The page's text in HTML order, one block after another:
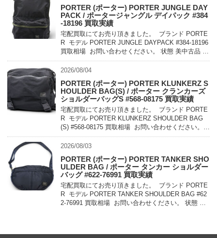
PORTER (ポーター) PORTER JUNGLE DAY
PACK / ポータージャングル デイパック #384
-18196 買取実績
宅配買取にてお売り頂きました。 ブランド PORTE
R モデル PORTER JUNGLE DAYPACK #384-18196
買取相場 お問い合わせください。 状態 美中古品 軽
量でコンパクトに持ち運べるパッカ […]
2026/08/04
PORTER (ポーター) PORTER KLUNKERZ S
HOULDER BAG(S) / ポーター クランカーズ
ショルダーバッグS #568-08175 買取実績
宅配買取にてお売り頂きました。 ブランド PORTE
R モデル PORTER KLUNKERZ SHOULDER BAG
(S) #568-08175 買取相場 お問い合わせください。
状態 美中古品 メッセンジャー […]
2026/08/03
PORTER (ポーター) PORTER TANKER SHO
ULDER BAG / ポーター タンカー ショルダー
バッグ #622-76991 買取実績
宅配買取にてお売り頂きました。 ブランド PORTE
R モデル PORTER TANKER SHOULDER BAG #62
2-76991 買取相場 お問い合わせください。 状態 未